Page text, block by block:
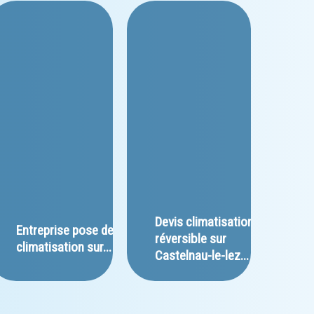
﻿Entreprise pose de
climatisation sur...
﻿Devis climatisation
réversible sur
Castelnau-le-lez...